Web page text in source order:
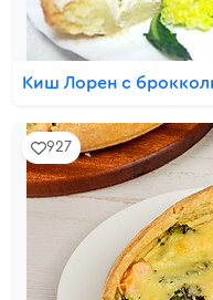
Киш Лорен с
927